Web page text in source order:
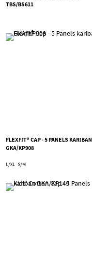
TBS/BS611
FLEXFIT® CAP - 5 PANELS KARIBAN
GKA/KP908
L/XL S/M